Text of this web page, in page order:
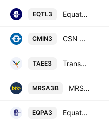
EQTL3 Equatorial S.A.
CMIN3 CSN Mineracao SA
TAEE3 Transmissora Alianca De Energia Eletrica S.A.
MRSA3B MRS Logistica S.A.
EQPA3 Equatorial Para Distribuidora de Energia SA